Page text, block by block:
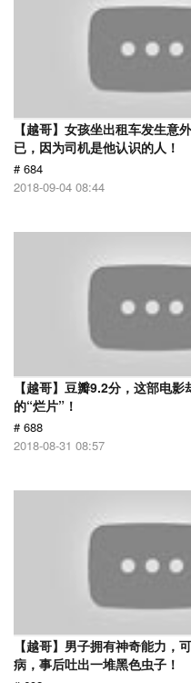
【越哥】女孩坐出租车发生意
已，因为司机是他认识的人！
# 684
2018-09-04 08:44
【越哥】豆瓣9.2分，这部电
的“烂片”！
# 688
2018-08-31 08:57
【越哥】男子拥有神奇能力，
病，事后吐出一堆黑色虫子！